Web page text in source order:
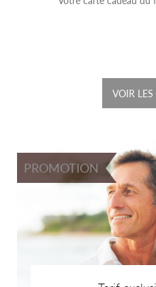
VOIR
PROMOTION